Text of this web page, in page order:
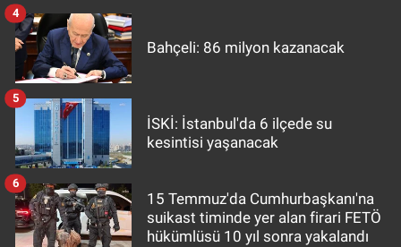
Bahçeli: 86 milyon kazanacak
4
İSKİ: İstanbul'da 6 ilçede su
kesintisi yaşanacak
5
15 Temmuz'da Cumhurbaşkanı'na
suikast timinde yer alan firari FETÖ
hükümlüsü 10 yıl sonra yakalandı
6